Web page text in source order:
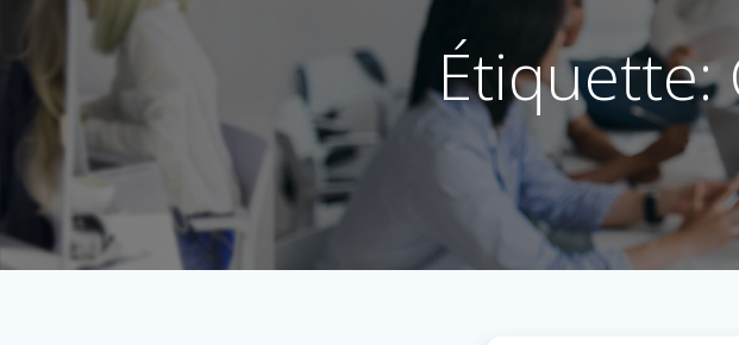
Étiquette: